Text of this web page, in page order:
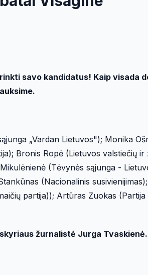
savo kandidatus! Kaip visada
„Vardan Lietuvos"); Monika
Bronis Ropė (Lietuvos valstiečių ir
(Tėvynės sąjunga -
(Nacionalinis
partija)); Artūras Zuokas (Partija
žurnalistė Jurga Tvaskienė.